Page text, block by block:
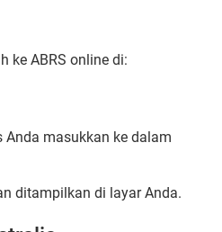
ke ABRS online di:
Anda masukkan ke dalam
ditampilkan di layar Anda.